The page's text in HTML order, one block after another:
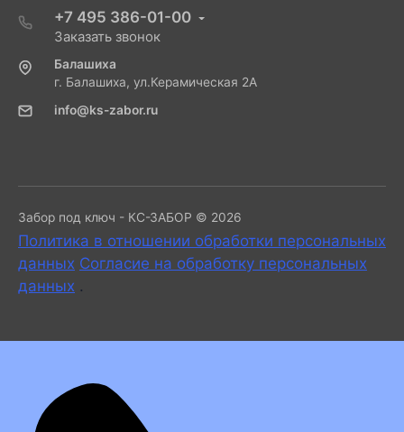
+7 495 386-01-00
Заказать звонок
Балашиха
г. Балашиха, ул.Керамическая 2А
info@ks-zabor.ru
Забор под ключ - КС-ЗАБОР © 2026
Политика в отношении обработки персональных
данных Согласие на обработку персональных
данных .